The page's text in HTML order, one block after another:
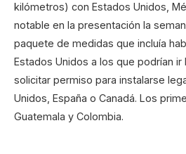
kilómetros) con Estados Unidos,
notable en la presentación la
paquete de medidas que incluía
Estados Unidos a los que podrían ir
solicitar permiso para instalarse
Unidos, España o Canadá. Los
Guatemala y Colombia.